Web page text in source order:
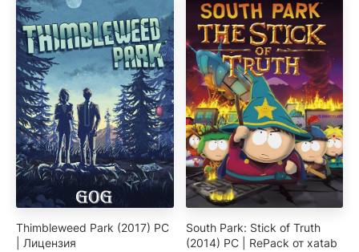
Thimbleweed Park (2017) PC
| Лицензия
South Park: Stick of Truth
(2014) PC | RePack от xatab